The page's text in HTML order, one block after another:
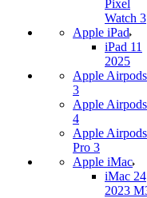
Pixel
Watch 3
Apple iPad
iPad 11
2025
Apple Airpods
3
Apple Airpods
4
Apple Airpods
Pro 3
Apple iMac
iMac 24
2023